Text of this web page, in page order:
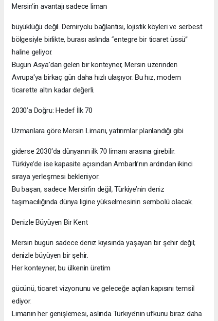
Mersin’in avantajı sadece liman
büyüklüğü değil. Demiryolu bağlantısı, lojistik köyleri ve serbest
bölgesiyle birlikte, burası aslında “entegre bir ticaret üssü”
haline geliyor.
Bugün Asya’dan gelen bir konteyner, Mersin üzerinden
Avrupa’ya birkaç gün daha hızlı ulaşıyor. Bu hız, modern
ticarette altın kadar değerli.
2030’a Doğru: Hedef İlk 70
Uzmanlara göre Mersin Limanı, yatırımlar planlandığı gibi
giderse 2030’da dünyanın ilk 70 limanı arasına girebilir.
Türkiye’de ise kapasite açısından Ambarlı’nın ardından ikinci
sıraya yerleşmesi bekleniyor.
Bu başarı, sadece Mersin’in değil, Türkiye’nin deniz
taşımacılığında dünya ligine yükselmesinin sembolü olacak.
Denizle Büyüyen Bir Kent
Mersin bugün sadece deniz kıyısında yaşayan bir şehir değil;
denizle büyüyen bir şehir.
Her konteyner, bu ülkenin üretim
gücünü, ticaret vizyonunu ve geleceğe açılan kapısını temsil
ediyor.
Limanın her genişlemesi, aslında Türkiye’nin ufkunu biraz daha